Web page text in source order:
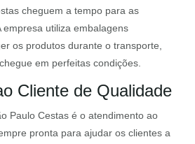
cheguem a tempo para as
empresa utiliza embalagens
os produtos durante o transporte,
em perfeitas condições.
Cliente de Qualidade
Paulo Cestas é o atendimento ao
pronta para ajudar os clientes a